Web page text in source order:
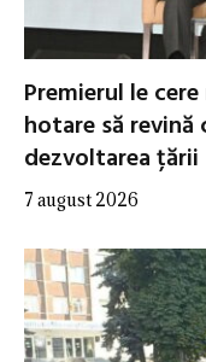
Premierul le
hotare să
dezvoltarea țării
7 august 2026